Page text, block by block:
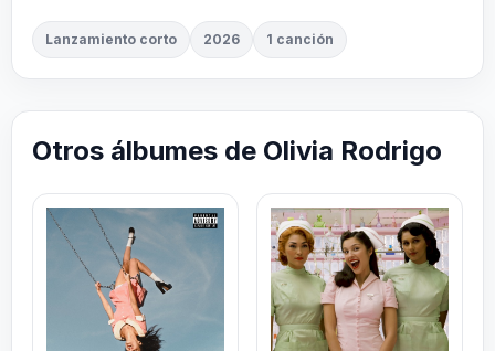
Lanzamiento corto 2026 1 canción
Otros álbumes de Olivia Rodrigo